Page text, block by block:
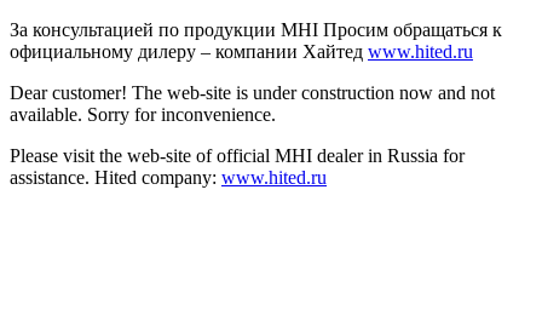
За консультацией по продукции MHI Просим обращаться к
официальному дилеру – компании Хайтед www.hited.ru
Dear customer! The web-site is under construction now and not
available. Sorry for inconvenience.
Please visit the web-site of official MHI dealer in Russia for
assistance. Hited company: www.hited.ru